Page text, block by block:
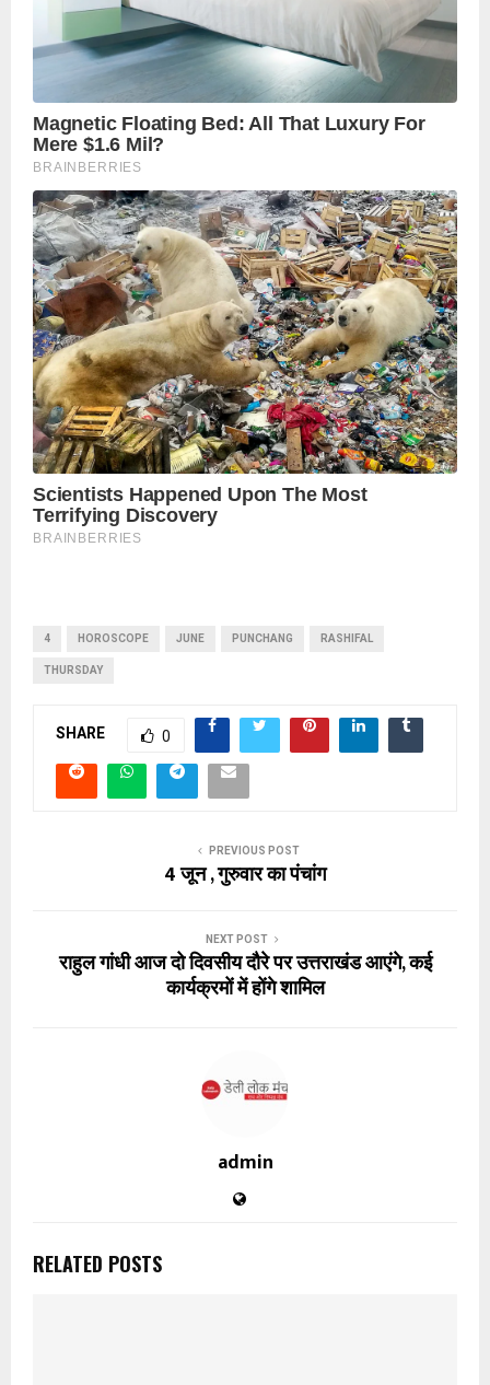
4 HOROSCOPE JUNE PUNCHANG RASHIFAL
THURSDAY
SHARE 0
PREVIOUS POST
4 जून , गुरुवार का पंचांग
NEXT POST
राहुल गांधी आज दो दिवसीय दौरे पर उत्तराखंड आएंगे, कई
कार्यक्रमों में होंगे शामिल
admin
RELATED POSTS